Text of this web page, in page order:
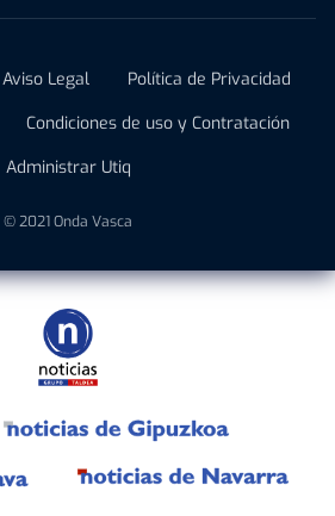
Aviso Legal
Política de Privacidad
Condiciones de uso y Contratación
Administrar Utiq
© 2021 Onda Vasca